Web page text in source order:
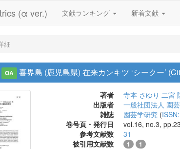
(α ver.) 文献ランキング 新着文献
細
OA 喜界島 (鹿児島県) 在来カンキツ ‘シークー’
著者 寺本 さゆり 二宮
出版者
一般社団法人 園
雑誌
園芸学研究 (
巻号頁・発行日
vol.16, no.3,
参考文献数
31
被引用文献数
1 1